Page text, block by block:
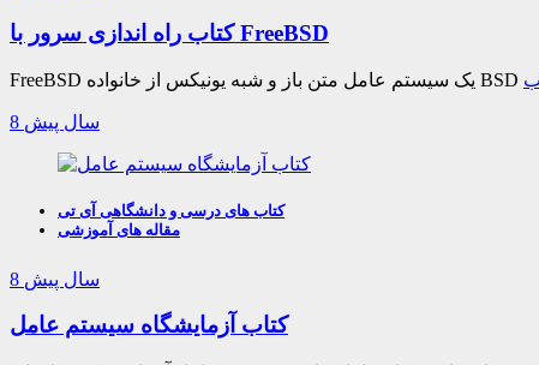
کتاب راه اندازی سرور با FreeBSD
8 سال پیش
کتاب های درسی و دانشگاهی آی تی
مقاله های آموزشی
8 سال پیش
کتاب آزمایشگاه سیستم عامل